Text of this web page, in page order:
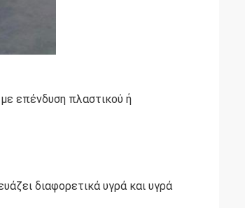
επένδυση πλαστικού ή
διαφορετικά υγρά και υγρά